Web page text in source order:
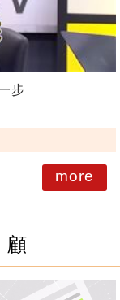
步
more